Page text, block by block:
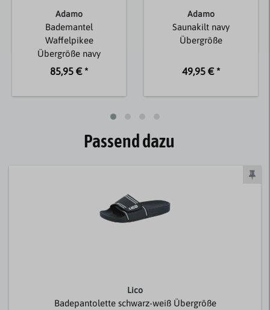
Adamo
Bademantel
Waffelpikee
Übergröße navy
85,95 € *
Adamo
Saunakilt navy
Übergröße
49,95 € *
Passend dazu
Lico
Badepantolette schwarz-weiß Übergröße